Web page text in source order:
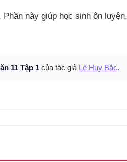
này giúp học sinh ôn luyện,
11 Tập 1 của tác giả Lê Huy Bắc.